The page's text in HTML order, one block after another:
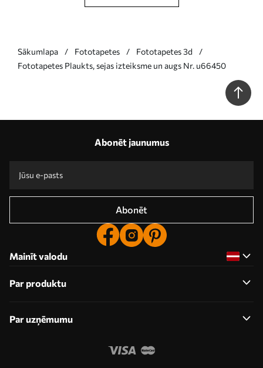
Sākumlapa Fototapetes
Fototapetes 3d
Fototapetes Plaukts, sejas izteiksme un augs Nr. u66450
Abonēt jaunumus
Abonēt
Mainīt valodu
Par produktu
Par uzņēmumu